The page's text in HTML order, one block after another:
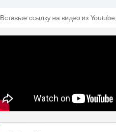
Вставьте ссылку на видео из